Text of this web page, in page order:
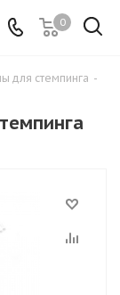
0
для стемпинга -